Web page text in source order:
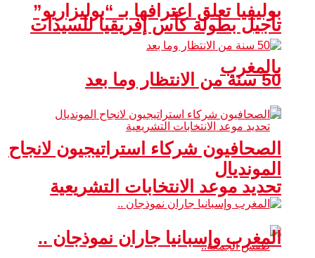
تأجيل بطولة كأس إفريقيا للسيدات
بالمغرب
تحديد موعد الانتخابات التشريعية
بوليفيا تعلق اعترافها بـ “بوليزاريو”
50 سنة من الانتظار وما بعد
الصحافيون شركاء استراتيجيون لانجاح
المونديال
المغرب وإسبانيا جاران نموذجان ..